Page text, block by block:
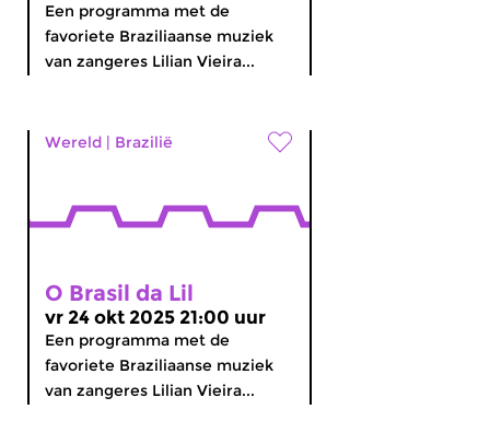
Een programma met de
favoriete Braziliaanse muziek
van zangeres Lilian Vieira...
Wereld | Brazilië
O Brasil da Lil
vr 24 okt 2025 21:00 uur
Een programma met de
favoriete Braziliaanse muziek
van zangeres Lilian Vieira...